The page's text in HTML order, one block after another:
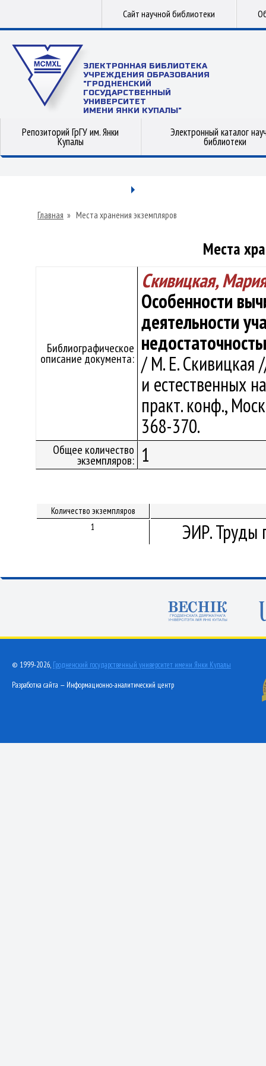
Сайт научной библиотеки
ЭЛЕКТРОННАЯ БИБЛИОТЕКА
УЧРЕЖДЕНИЯ ОБРАЗОВАНИЯ
"ГРОДНЕНСКИЙ
ГОСУДАРСТВЕННЫЙ
УНИВЕРСИТЕТ
ИМЕНИ ЯНКИ КУПАЛЫ"
Репозиторий ГрГУ им. Янки
Купалы
Электронный каталог
библиотеки
Главная » Места хранения экземпляров
Места
Библиографическое
описание документа:
Скивицкая,
Особенности
деятельности
/ М. Е. Скивицкая
и естественных
практ. конф.,
368-370.
Общее количество
экземпляров: 1
Количество экземпляров
1
ЭИР. Труды
© 1999-2026, Гродненский государственный университет имени Янки Купалы
Разработка сайта — Информационно-аналитический центр